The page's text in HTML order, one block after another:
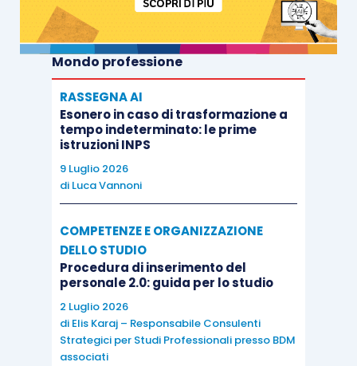
Mondo professione
RASSEGNA AI
Esonero in caso di trasformazione a
tempo indeterminato: le prime
istruzioni INPS
9 Luglio 2026
di Luca Vannoni
COMPETENZE E ORGANIZZAZIONE
DELLO STUDIO
Procedura di inserimento del
personale 2.0: guida per lo studio
2 Luglio 2026
di Elis Karaj – Responsabile Consulenti
Strategici per Studi Professionali presso BDM
associati